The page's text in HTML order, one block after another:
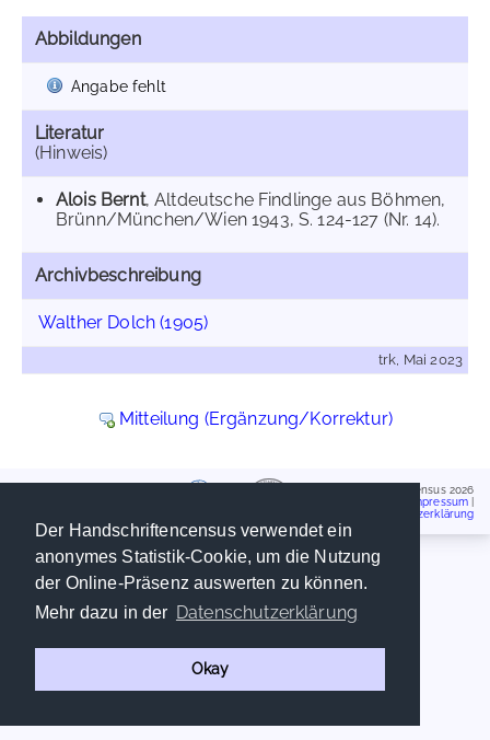
Der Handschriftencensus verwendet ein
anonymes Statistik-Cookie, um die Nutzung
der Online-Präsenz auswerten zu können.
Mehr dazu in der Datenschutzerklärung
Okay
Abbildungen
Angabe fehlt
Literatur
(Hinweis)
Alois Bernt, Altdeutsche Findlinge aus Böhmen,
Brünn/München/Wien 1943, S. 124-127 (Nr. 14).
Archivbeschreibung
Walther Dolch (1905)
trk, Mai 2023
Mitteilung (Ergänzung/Korrektur)
Handschriftencensus 2026
Impressum
Datenschutzerklärung